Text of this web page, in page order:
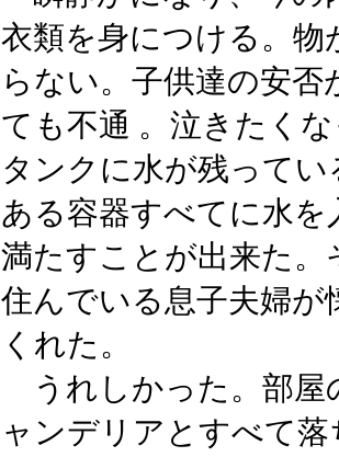
衣類を身につける。物
らない。子供達の安
ても不通 。泣きたく
タンクに水が残って
ある容器すべてに水
満たすことが出来た
住んでいる息子夫婦
くれた。
うれしかった。部屋
ャンデリアとすべて